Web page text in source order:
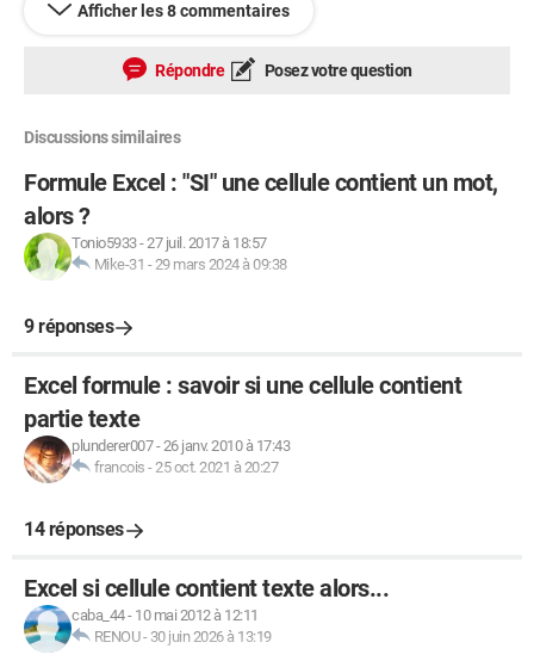
Afficher les 8 commentaires
Répondre Posez votre question
Discussions similaires
Formule Excel : "SI" une cellule contient un mot,
alors ?
Tonio5933-27 juil. 2017 à 18:57
Mike-31 -29 mars 2024 à 09:38
9 réponses
Excel formule : savoir si une cellule contient
partie texte
plunderer007-26 janv. 2010 à 17:43
francois -25 oct. 2021 à 20:27
14 réponses
Excel si cellule contient texte alors...
caba_44- 10 mai 2012 à 12:11
RENOU- 30 juin 2026 à 13:19